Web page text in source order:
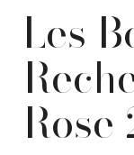
Les